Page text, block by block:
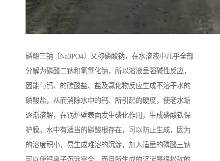
磷酸三钠〔Na3PO4〕又称磷酸钠，在水溶液中几乎全部
分解为磷酸二钠和氢氧化钠，所以溶液呈强碱性反应，
因能与钙、的碳酸盐、盐及氯化物反应生成不溶于水的
磷酸盐，从而消除水中的钙、所引起的硬度，使老水垢
逐渐溶解，在锅炉壁表面发生磷化作用，生成磷酸铁保
护膜。水中有适当的磷酸根存在，可以防止生成，因为
的溶度积小，易生成难溶的沉淀，加入适量的磷酸三钠